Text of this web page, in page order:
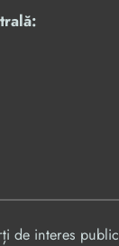
de interes public